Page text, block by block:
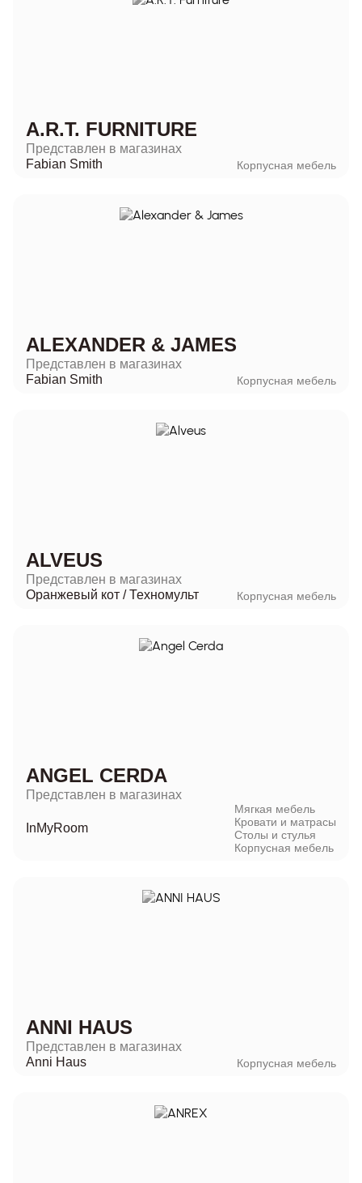
A.R.T. FURNITURE
Представлен в магазинах
Fabian Smith
Корпусная мебель
ALEXANDER & JAMES
Представлен в магазинах
Fabian Smith
Корпусная мебель
ALVEUS
Представлен в магазинах
Оранжевый кот /Техномульт Корпусная мебель
ANGEL CERDA
Представлен в магазинах
InMyRoom
Мягкая мебель
Кровати и матрасы
Столы и стулья
Корпусная мебель
ANNI HAUS
Представлен в магазинах
Anni Haus
Корпусная мебель